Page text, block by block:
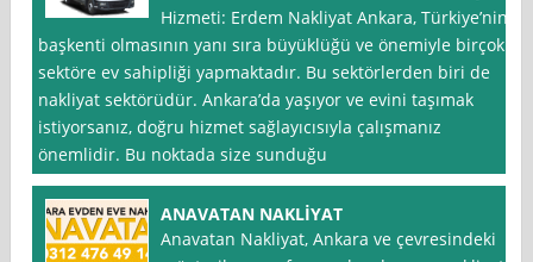
Hizmeti: Erdem Nakliyat Ankara, Türkiye’nin
başkenti olmasının yanı sıra büyüklüğü ve önemiyle birçok
sektöre ev sahipliği yapmaktadır. Bu sektörlerden biri de
nakliyat sektörüdür. Ankara’da yaşıyor ve evini taşımak
istiyorsanız, doğru hizmet sağlayıcısıyla çalışmanız
önemlidir. Bu noktada size sunduğu
ANAVATAN NAKLİYAT
Anavatan Nakliyat, Ankara ve çevresindeki